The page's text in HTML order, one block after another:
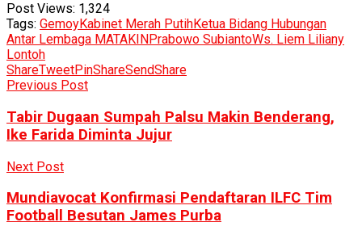
Post Views: 1,324
Tags: GemoyKabinet Merah PutihKetua Bidang Hubungan
Antar Lembaga MATAKINPrabowo SubiantoWs. Liem Liliany
Lontoh
ShareTweetPinShareSendShare
Previous Post
Tabir Dugaan Sumpah Palsu Makin Benderang,
Ike Farida Diminta Jujur
Next Post
Mundiavocat Konfirmasi Pendaftaran ILFC Tim
Football Besutan James Purba